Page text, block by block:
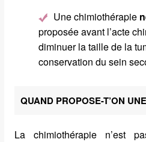
Une chimiothérapie
proposée avant l’acte
diminuer la taille de la
conservation du sein
QUAND PROPOSE-T’ON
La chimiothérapie n’est